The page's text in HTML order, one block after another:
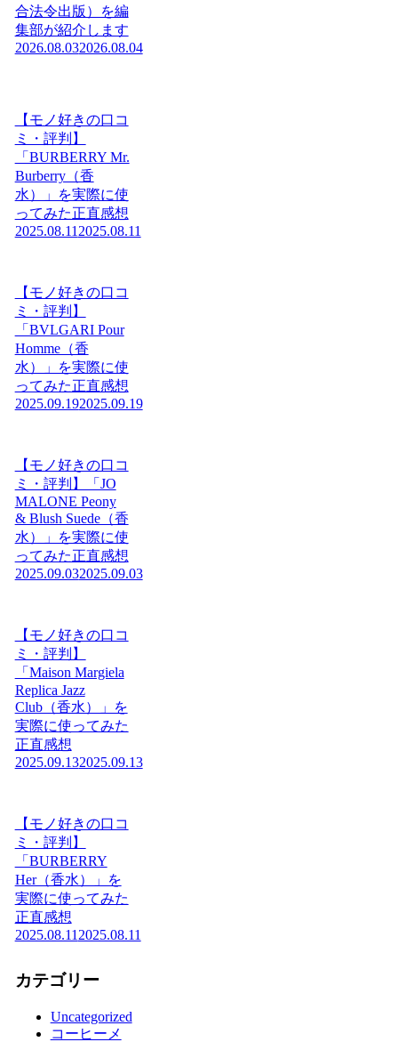
合法令出版）を編
集部が紹介します
2026.08.032026.08.04
【モノ好きの口コ
ミ・評判】
「BURBERRY Mr.
Burberry（香
水）」を実際に使
ってみた正直感想
2025.08.112025.08.11
【モノ好きの口コ
ミ・評判】
「BVLGARI Pour
Homme（香
水）」を実際に使
ってみた正直感想
2025.09.192025.09.19
【モノ好きの口コ
ミ・評判】「JO
MALONE Peony
& Blush Suede（香
水）」を実際に使
ってみた正直感想
2025.09.032025.09.03
【モノ好きの口コ
ミ・評判】
「Maison Margiela
Replica Jazz
Club（香水）」を
実際に使ってみた
正直感想
2025.09.132025.09.13
【モノ好きの口コ
ミ・評判】
「BURBERRY
Her（香水）」を
実際に使ってみた
正直感想
2025.08.112025.08.11
カテゴリー
Uncategorized
コーヒーメ